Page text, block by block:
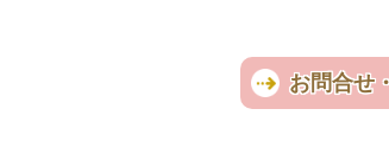
お問合せ